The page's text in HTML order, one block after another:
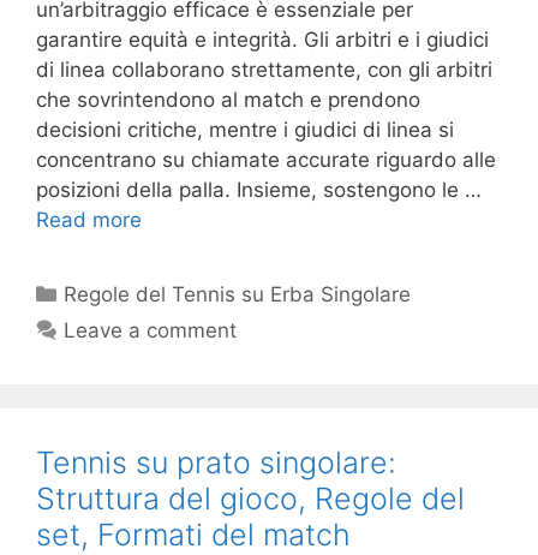
un’arbitraggio efficace è essenziale per
garantire equità e integrità. Gli arbitri e i giudici
di linea collaborano strettamente, con gli arbitri
che sovrintendono al match e prendono
decisioni critiche, mentre i giudici di linea si
concentrano su chiamate accurate riguardo alle
posizioni della palla. Insieme, sostengono le …
Read more
Categories
Regole del Tennis su Erba Singolare
Leave a comment
Tennis su prato singolare:
Struttura del gioco, Regole del
set, Formati del match